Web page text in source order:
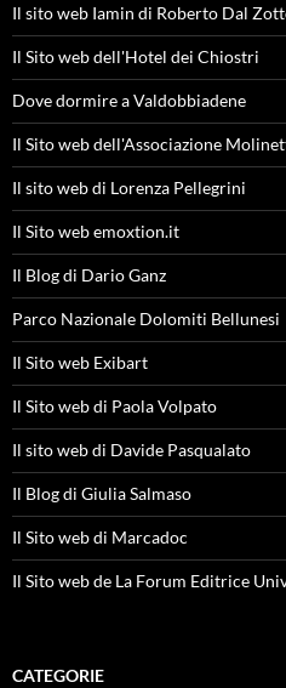
Il sito web Iamin di Roberto Dal
Il Sito web dell'Hotel dei Chiostri
Dove dormire a Valdobbiadene
Il Sito web dell'Associazione
Il sito web di Lorenza Pellegrini
Il Sito web emoxtion.it
Il Blog di Dario Ganz
Parco Nazionale Dolomiti Bellunesi
Il Sito web Exibart
Il Sito web di Paola Volpato
Il sito web di Davide Pasqualato
Il Blog di Giulia Salmaso
Il Sito web di Marcadoc
Il Sito web de La Forum Editrice
CATEGORIE